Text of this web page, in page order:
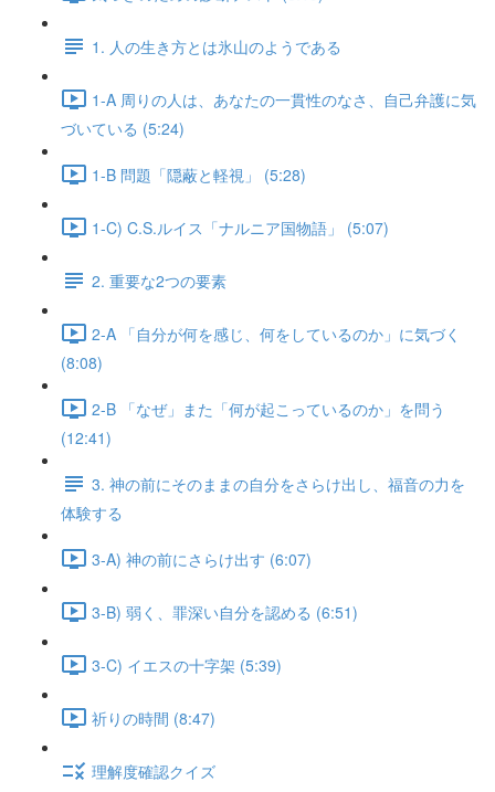
1. 人の生き方とは氷山のようである
1-A 周りの人は、あなたの一貫性のなさ、自己弁護に気
づいている (5:24)
1-B 問題「隠蔽と軽視」 (5:28)
1-C) C.S.ルイス「ナルニア国物語」 (5:07)
2. 重要な2つの要素
2-A 「自分が何を感じ、何をしているのか」に気づく
(8:08)
2-B 「なぜ」また「何が起こっているのか」を問う
(12:41)
3. 神の前にそのままの自分をさらけ出し、福音の力を
体験する
3-A) 神の前にさらけ出す (6:07)
3-B) 弱く、罪深い自分を認める (6:51)
3-C) イエスの十字架 (5:39)
祈りの時間 (8:47)
理解度確認クイズ